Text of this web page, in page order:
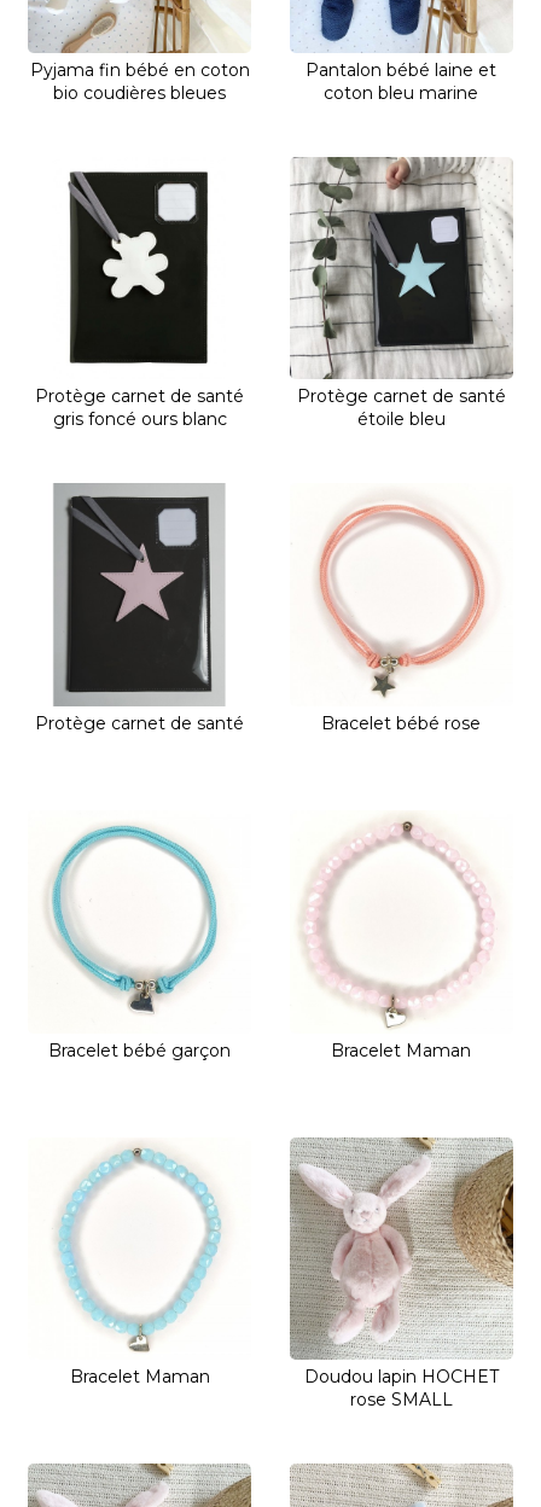
Pyjama fin bébé en coton
bio coudières bleues
Pantalon bébé laine et
coton bleu marine
Protège carnet de santé
gris foncé ours blanc
Protège carnet de santé
étoile bleu
Protège carnet de santé Bracelet bébé rose
Bracelet bébé garçon Bracelet Maman
Bracelet Maman
Doudou lapin HOCHET
rose SMALL